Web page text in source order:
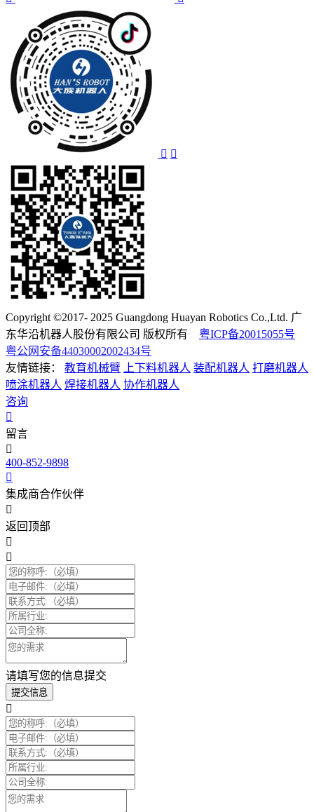
Copyright ©2017- 2025 Guangdong Huayan Robotics Co.,Ltd. 广
东华沿机器人股份有限公司 版权所有 粤ICP备20015055号
粤公网安备44030002002434号
友情链接：
教育机械臂 上下料机器人 装配机器人 打磨机器人
喷涂机器人 焊接机器人 协作机器人
咨询
留言
400-852-9898
集成商合作伙伴
返回顶部
请填写您的信息提交
提交信息